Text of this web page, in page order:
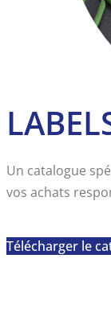
Un catalogue
vos achats
Télécharger le